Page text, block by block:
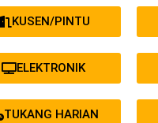
KUSEN/PINTU
ELEKTRONIK
TUKANG HARIAN